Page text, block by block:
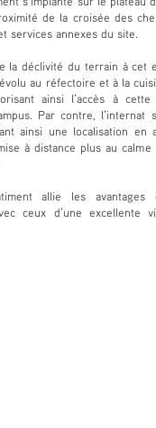
de la croisée des
services annexes du site.
la déclivité du terrain à cet
au réfectoire et à la
ainsi l’accès à
Par contre,
ainsi une localisation en
à distance plus au
allie les avantages
ceux d’une excellente